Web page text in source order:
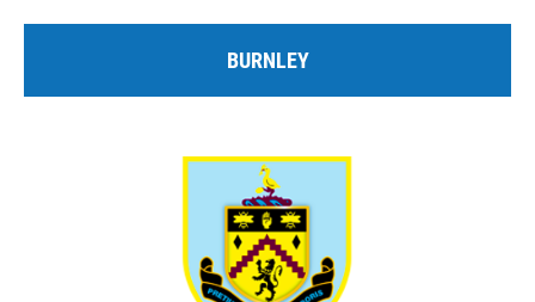
BURNLEY